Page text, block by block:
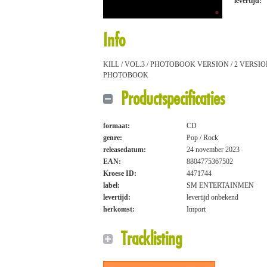
Info
KILL / VOL.3 / PHOTOBOOK VERSION / 2
PHOTOBOOK
Productspecificaties
formaat:
CD
genre:
Pop / Rock
releasedatum:
24 november 2023
EAN:
8804775367502
Kroese ID:
4471744
label:
SM ENTERTAINMEN
levertijd:
levertijd onbekend
herkomst:
Import
Tracklisting